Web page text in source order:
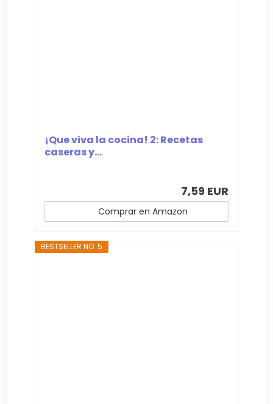
¡Que viva la cocina! 2: Recetas
caseras y...
7,59 EUR
Comprar en Amazon
BESTSELLER NO. 5